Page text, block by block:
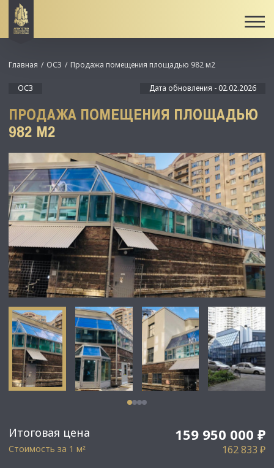
Итоговая цена 159 950 000 ₽
Стоимость за 1 м² 162 833 ₽
Главная ОСЗ Продажа помещения площадью 982 м2
ОСЗ Дата обновления - 02.02.2026
ПРОДАЖА ПОМЕЩЕНИЯ ПЛОЩАДЬЮ
982 М2